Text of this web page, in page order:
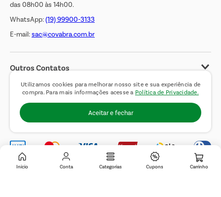
Utilizamos cookies para melhorar nosso site e sua experiência de
compra. Para mais informações acesse a Política de Privacidade.
Aceitar e fechar
Inicio Conta Categorias Cupons
das 08h00 às 14h00.
WhatsApp:(19) 99900-3133
E-mail:sac@covabra.com.br
Outros Contatos
Negócios Imobiliários
Trabalhe Conosco